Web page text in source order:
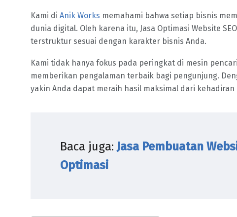
Kami di Anik Works memahami bahwa setiap bisnis
dunia digital. Oleh karena itu, Jasa Optimasi Website
terstruktur sesuai dengan karakter bisnis Anda.
Kami tidak hanya fokus pada peringkat di mesin
memberikan pengalaman terbaik bagi pengunjung.
yakin Anda dapat meraih hasil maksimal dari kehadiran
Baca juga: Jasa Pembuatan
Optimasi